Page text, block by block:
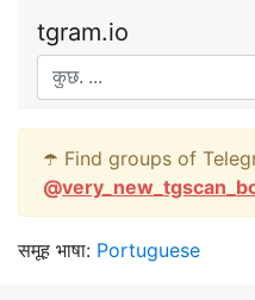
tgram.io
☂️ Find groups of
@
समूह भाषा: Portuguese